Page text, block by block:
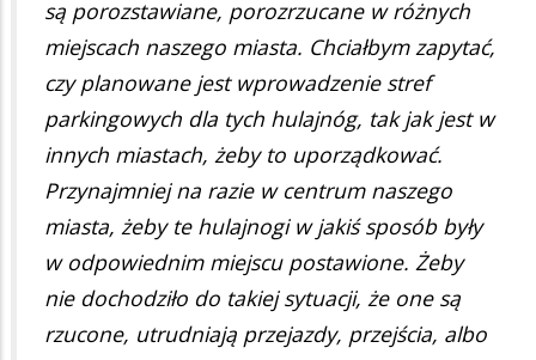
są porozstawiane, porozrzucane w różnych
miejscach naszego miasta. Chciałbym zapytać,
czy planowane jest wprowadzenie stref
parkingowych dla tych hulajnóg, tak jak jest w
innych miastach, żeby to uporządkować.
Przynajmniej na razie w centrum naszego
miasta, żeby te hulajnogi w jakiś sposób były
w odpowiednim miejscu postawione. Żeby
nie dochodziło do takiej sytuacji, że one są
rzucone, utrudniają przejazdy, przejścia, albo